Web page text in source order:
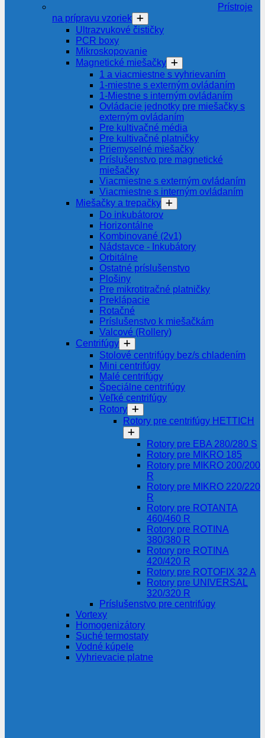
Prístroje
na prípravu vzoriek
Ultrazvukové čističky
PCR boxy
Mikroskopovanie
Magnetické miešačky
1 a viacmiestne s vyhrievaním
1-miestne s externým ovládaním
1-Miestne s interným ovládaním
Ovládacie jednotky pre miešačky s
externým ovládaním
Pre kultivačné média
Pre kultivačné platničky
Priemyselné miešačky
Príslušenstvo pre magnetické
miešačky
Viacmiestne s externým ovládaním
Viacmiestne s interným ovládaním
Miešačky a trepačky
Do inkubátorov
Horizontálne
Kombinované (2v1)
Nádstavce - Inkubátory
Orbitálne
Ostatné príslušenstvo
Plošiny
Pre mikrotitračné platničky
Preklápacie
Rotačné
Príslušenstvo k miešačkám
Valcové (Rollery)
Centrifúgy
Stolové centrifúgy bez/s chladením
Mini centrifúgy
Malé centrifúgy
Špeciálne centrifúgy
Veľké centrifúgy
Rotory
Rotory pre centrifúgy HETTICH
Rotory pre EBA 280/280 S
Rotory pre MIKRO 185
Rotory pre MIKRO 200/200
R
Rotory pre MIKRO 220/220
R
Rotory pre ROTANTA
460/460 R
Rotory pre ROTINA
380/380 R
Rotory pre ROTINA
420/420 R
Rotory pre ROTOFIX 32 A
Rotory pre UNIVERSAL
320/320 R
Príslušenstvo pre centrifúgy
Vortexy
Homogenizátory
Suché termostaty
Vodné kúpele
Vyhrievacie platne